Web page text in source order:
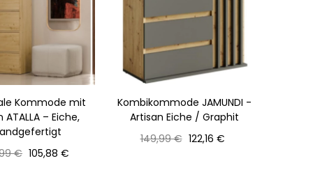
Kommode mit
ATALLA – Eiche,
€ Preis
105,88 €
Kombikommode JAMUNDI -
Artisan Eiche / Graphit
Normaler
149,99 € Preis
122,16 €